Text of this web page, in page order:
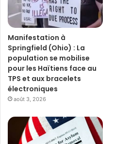
Manifestation à
Springfield (Ohio) : La
population se mobilise
pour les Haïtiens face au
TPS et aux bracelets
électroniques
août 3, 2026